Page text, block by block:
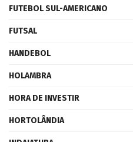
FUTEBOL SUL-AMERICANO
FUTSAL
HANDEBOL
HOLAMBRA
HORA DE INVESTIR
HORTOLÂNDIA